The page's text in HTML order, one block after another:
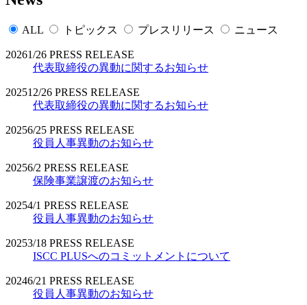
ALL トピックス プレスリリース ニュース
20261/26 PRESS RELEASE
代表取締役の異動に関するお知らせ
202512/26 PRESS RELEASE
代表取締役の異動に関するお知らせ
20256/25 PRESS RELEASE
役員人事異動のお知らせ
20256/2 PRESS RELEASE
保険事業譲渡のお知らせ
20254/1 PRESS RELEASE
役員人事異動のお知らせ
20253/18 PRESS RELEASE
ISCC PLUSへのコミットメントについて
20246/21 PRESS RELEASE
役員人事異動のお知らせ